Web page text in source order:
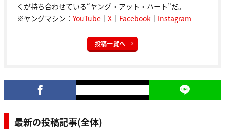
くが持ち合わせている“ヤング・アット・ハート”だ。
※ヤングマシン： YouTube ｜ X ｜ Facebook ｜ Instagram
投稿一覧へ
最新の投稿記事(全体)